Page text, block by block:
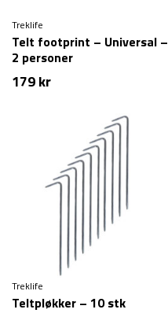
Treklife
Telt footprint – Universal –
2 personer
179kr
Treklife
Teltpløkker – 10 stk